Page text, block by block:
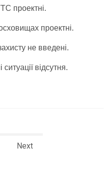
проектні.
проектні.
не введені.
відсутня.
Next